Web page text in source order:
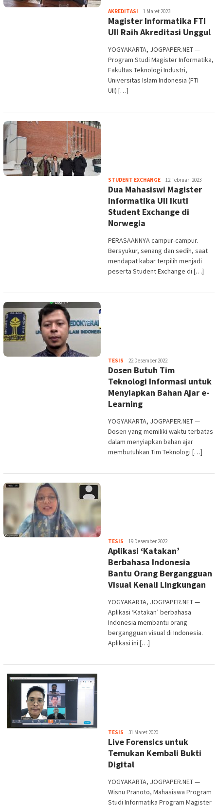
AKREDITASI Heri
Purwata
1 Maret 2023
Magister Informatika FTI
UII Raih Akreditasi Unggul
YOGYAKARTA, JOGPAPER.NET —
Program Studi Magister Informatika,
Fakultas Teknologi Industri,
Universitas Islam Indonesia (FTI
UII) […]
STUDENT EXCHANGEHeri
Purwata
12 Februari 2023
Dua Mahasiswi Magister
Informatika UII Ikuti
Student Exchange di
Norwegia
PERASAANNYA campur-campur.
Bersyukur, senang dan sedih, saat
mendapat kabar terpilih menjadi
peserta Student Exchange di […]
TESIS Heri
Purwata
22 Desember 2022
Dosen Butuh Tim
Teknologi Informasi untuk
Menyiapkan Bahan Ajar e-
Learning
YOGYAKARTA, JOGPAPER.NET —
Dosen yang memiliki waktu terbatas
dalam menyiapkan bahan ajar
membutuhkan Tim Teknologi […]
TESIS Heri
Purwata
19 Desember 2022
Aplikasi ‘Katakan’
Berbahasa Indonesia
Bantu Orang Bergangguan
Visual Kenali Lingkungan
YOGYAKARTA, JOGPAPER.NET —
Aplikasi ‘Katakan’ berbahasa
Indonesia membantu orang
bergangguan visual di Indonesia.
Aplikasi ini […]
TESIS Heri
Purwata
31 Maret 2020
Live Forensics untuk
Temukan Kembali Bukti
Digital
YOGYAKARTA, JOGPAPER.NET —
Wisnu Pranoto, Mahasiswa Program
Studi Informatika Program Magister